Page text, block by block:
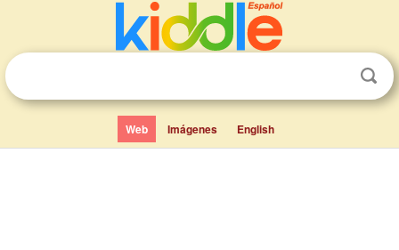
Web Imágenes English